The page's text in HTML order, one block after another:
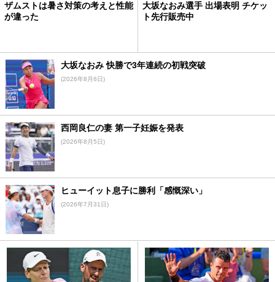
ザムストは暑さ対策の考えと性能
が違った
大坂なおみ選手 出場表明 チケッ
ト先行販売中
大坂なおみ 快勝で3年連続の初戦突破
(2026年8月6日)
西岡良仁の妻 第一子妊娠を発表
(2026年8月5日)
ヒューイット息子に勝利「感慨深い」
(2026年7月31日)